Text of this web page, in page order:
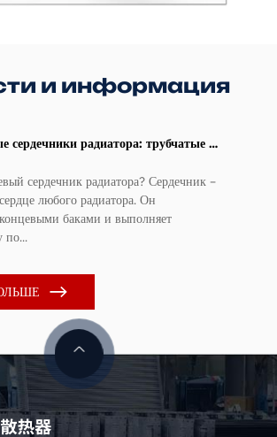
и информация
радиатора: трубчатые и
(2026 г.)
сердечник радиатора? Сердечник –
любого радиатора. Он
баками и выполняет
по...